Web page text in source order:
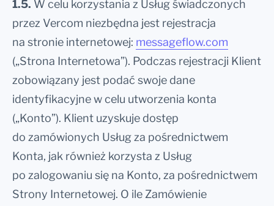
1.5. W celu korzystania z Usług świadczonych
przez Vercom niezbędna jest rejestracja
na stronie internetowej: messageflow.com
(„Strona Internetowa”). Podczas rejestracji Klient
zobowiązany jest podać swoje dane
identyfikacyjne w celu utworzenia konta
(„Konto”). Klient uzyskuje dostęp
do zamówionych Usług za pośrednictwem
Konta, jak również korzysta z Usług
po zalogowaniu się na Konto, za pośrednictwem
Strony Internetowej. O ile Zamówienie